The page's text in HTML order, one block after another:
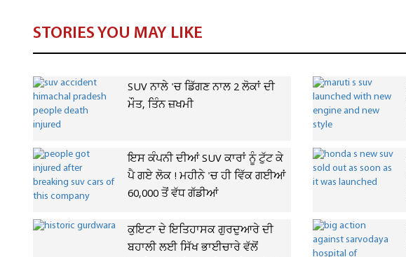
STORIES YOU MAY LIKE
SUV ਨਾਲੇ 'ਚ ਡਿੱਗਣ ਨਾਲ 2 ਲੋਕਾਂ ਦੀ
ਮੌਤ, ਤਿੰਨ ਜ਼ਖਮੀ
ਇਸ ਕੰਪਨੀ ਦੀਆਂ SUV ਕਾਰਾਂ ਨੂੰ ਟੁੱਟ ਕੇ
ਪੈ ਗਏ ਲੋਕ ! ਮਹੀਨੇ 'ਚ ਹੀ ਵਿੱਕ ਗਈਆਂ
60,000 ਤੋਂ ਵੱਧ ਗੱਡੀਆਂ
ਕੁਇਟਾ ਦੇ ਇਤਿਹਾਸਕ ਗੁਰਦੁਆਰੇ ਦੀ
ਬਹਾਲੀ ਲਈ ਸਿੱਖ ਭਾਈਚਾਰੇ ਵੱਲੋਂ